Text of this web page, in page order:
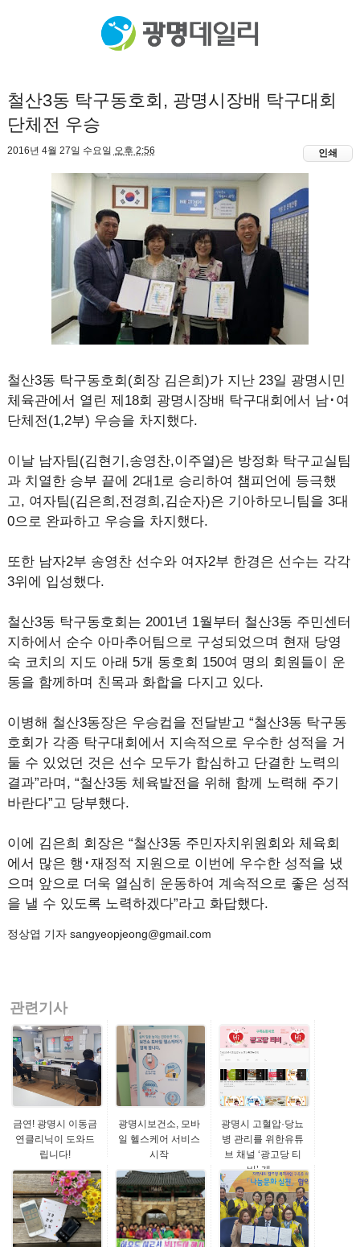
철산3동 탁구동호회, 광명시장배 탁구대회
단체전 우승
2016년 4월 27일 수요일 오후 2:56 인쇄
철산3동 탁구동호회(회장 김은희)가 지난 23일 광명시민
체육관에서 열린 제18회 광명시장배 탁구대회에서 남･여
단체전(1,2부) 우승을 차지했다.
이날 남자팀(김현기,송영찬,이주열)은 방정화 탁구교실팀
과 치열한 승부 끝에 2대1로 승리하여 챔피언에 등극했
고, 여자팀(김은희,전경희,김순자)은 기아하모니팀을 3대
0으로 완파하고 우승을 차지했다.
또한 남자2부 송영찬 선수와 여자2부 한경은 선수는 각각
3위에 입성했다.
철산3동 탁구동호회는 2001년 1월부터 철산3동 주민센터
지하에서 순수 아마추어팀으로 구성되었으며 현재 당영
숙 코치의 지도 아래 5개 동호회 150여 명의 회원들이 운
동을 함께하며 친목과 화합을 다지고 있다.
이병해 철산3동장은 우승컵을 전달받고 “철산3동 탁구동
호회가 각종 탁구대회에서 지속적으로 우수한 성적을 거
둘 수 있었던 것은 선수 모두가 합심하고 단결한 노력의
결과”라며, “철산3동 체육발전을 위해 함께 노력해 주기
바란다”고 당부했다.
이에 김은희 회장은 “철산3동 주민자치위원회와 체육회
에서 많은 행･재정적 지원으로 이번에 우수한 성적을 냈
으며 앞으로 더욱 열심히 운동하여 계속적으로 좋은 성적
을 낼 수 있도록 노력하겠다”라고 화답했다.
정상엽 기자 sangyeopjeong@gmail.com
관련기사
금연! 광명시 이동금
연클리닉이 도와드
립니다!
광명시보건소, 모바
일 헬스케어 서비스
시작
광명시 고혈압·당뇨
병 관리를 위한유튜
브 채널 ‘광고당 티
비’ 개...